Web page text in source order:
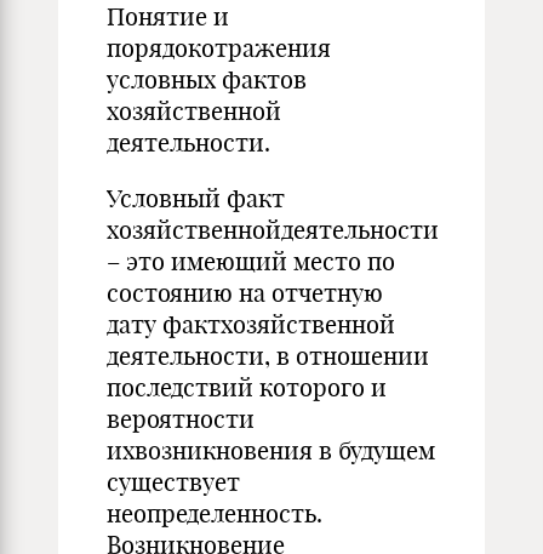
Понятие и
порядокотражения
условных фактов
хозяйственной
деятельности.
Условный факт
хозяйственнойдеятельности
– это имеющий место по
состоянию на отчетную
дату фактхозяйственной
деятельности, в отношении
последствий которого и
вероятности
ихвозникновения в будущем
существует
неопределенность.
Возникновение